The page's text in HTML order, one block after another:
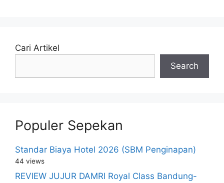
Cari Artikel
Search
Populer Sepekan
Standar Biaya Hotel 2026 (SBM Penginapan)
44 views
REVIEW JUJUR DAMRI Royal Class Bandung-